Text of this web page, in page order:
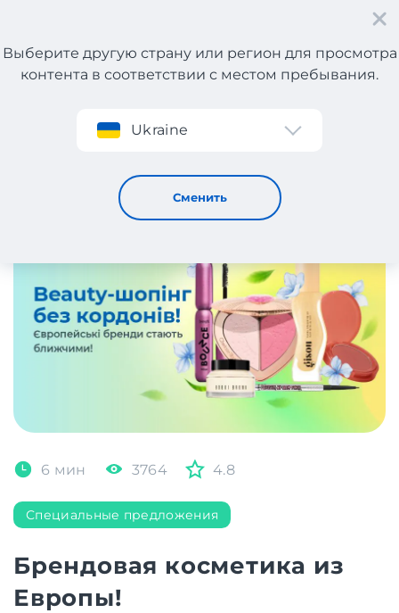
Регистрация
Выберите другую страну или регион для просмотра
контента в соответствии с местом пребывания.
Ukraine
Сменить
Брендовая косметика из Европы!
6 мин 3764 4.8
Специальные предложения
Брендовая косметика из
Европы!